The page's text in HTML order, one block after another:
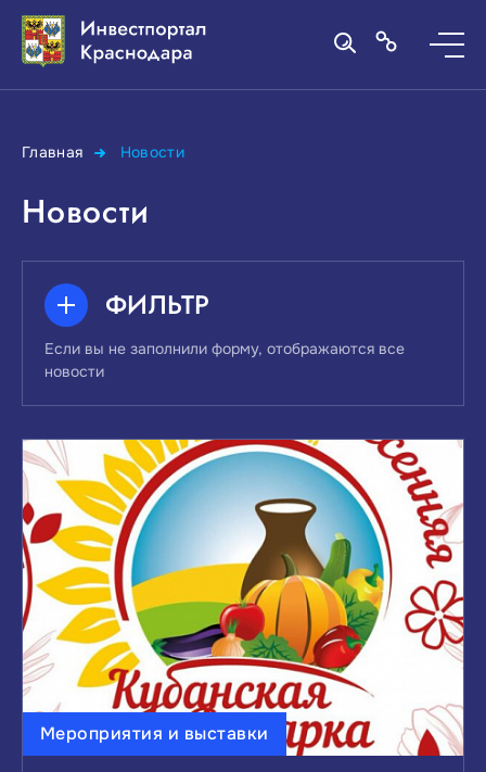
Главная Новости
Новости
ФИЛЬТР
Если вы не заполнили форму, отображаются все
новости
ВЫБЕРИТЕ ИНТЕРЕСУЮЩИЕ ВАС ТЕМЫ
НОВОСТЕЙ:
Инвестиции
Малый и средний бизнес
Мероприятия и выставки